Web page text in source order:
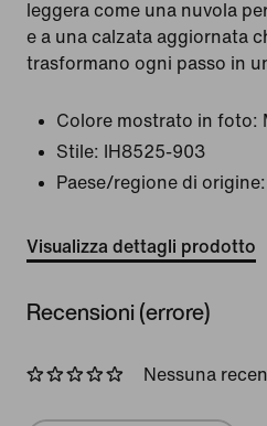
leggera come una nuvola
e a una calzata aggiornata
trasformano ogni passo in
Colore mostrato in foto:
Stile:
IH8525-903
Paese/regione di
Visualizza dettagli prodotto
Recensioni (errore)
Nessuna